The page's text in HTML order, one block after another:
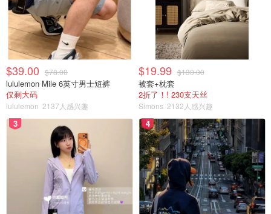
$39.00 $78.00
lululemon Mile 6英寸男士短裤
仅剩大码
lululemon 2137人感兴趣
$19.99 $130.00
被套+枕套
2折了！! 230支天丝
Simons 2132人感兴趣
3 4